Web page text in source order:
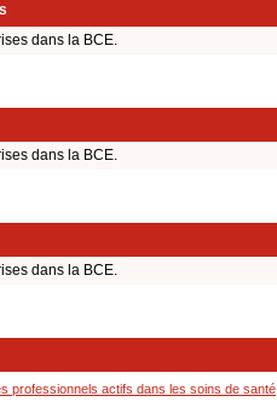
dans la BCE.
dans la BCE.
dans la BCE.
professionnels actifs dans les soins de santé